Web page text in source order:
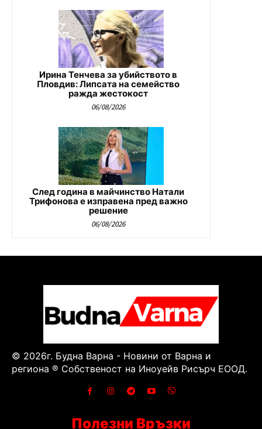
Ирина Тенчева за убийството в
Пловдив: Липсата на семейство
ражда жестокост
06/08/2026
След година в майчинство Натали
Трифонова е изправена пред важно
решение
06/08/2026
© 2026г. Будна Варна - Новини от Варна и
региона ® Собственост на Иноуейв Рисърч ЕООД.
Полезни Връзки